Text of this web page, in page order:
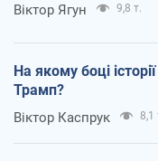
Віктор Ягун 9,8 т.
На якому боці
Трамп?
Віктор Каспрук 8,1